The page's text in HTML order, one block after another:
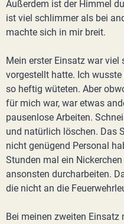
Außerdem ist der Himmel
ist viel schlimmer als bei
machte sich in mir breit.
Mein erster Einsatz war
vorgestellt hatte. Ich
so heftig wüteten. Aber
für mich war, war etwas
pausenlose Arbeiten.
und natürlich löschen. Das
nicht genügend Personal
Stunden mal ein
ansonsten durcharbeiten.
die nicht an die
Bei meinen zweiten